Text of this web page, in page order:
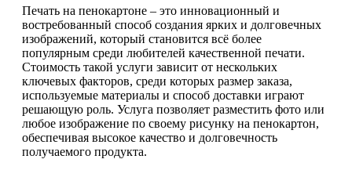
Печать на пенокартоне – это инновационный и
востребованный способ создания ярких и долговечных
изображений, который становится всё более
популярным среди любителей качественной печати.
Стоимость такой услуги зависит от нескольких
ключевых факторов, среди которых размер заказа,
используемые материалы и способ доставки играют
решающую роль. Услуга позволяет разместить фото или
любое изображение по своему рисунку на пенокартон,
обеспечивая высокое качество и долговечность
получаемого продукта.